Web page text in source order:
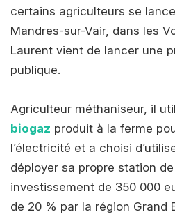
certains agriculteurs se
Mandres-sur-Vair, dans les
Laurent vient de lancer une
publique.
Agriculteur méthaniseur, il
biogaz produit à la ferme
l’électricité et a choisi
déployer sa propre station
investissement de 350 000
de 20 % par la région Grand